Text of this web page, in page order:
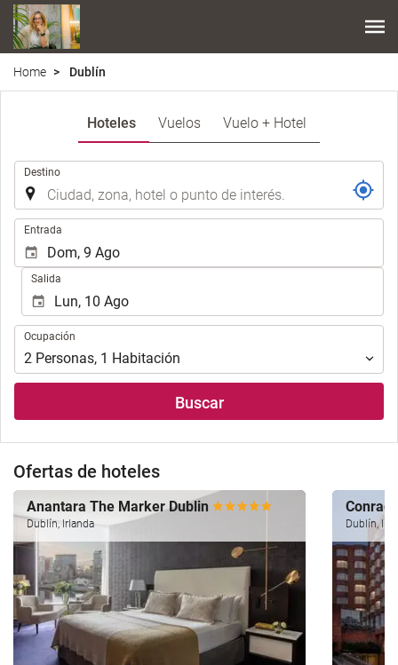
Home Dublín
Hoteles Vuelos Vuelo + Hotel
Destino
Entrada
Salida
Ocupación
Ocupación
2 Personas, 1 Habitación
Buscar
Ofertas de hoteles
Anantara The Marker Dublin
Dublín, Irlanda
Conrad
Dublín,